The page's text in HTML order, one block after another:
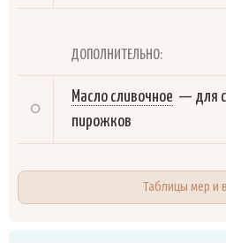
ДОПОЛНИТЕЛЬНО:
Масло сливочное — для
пирожков
Таблицы мер и